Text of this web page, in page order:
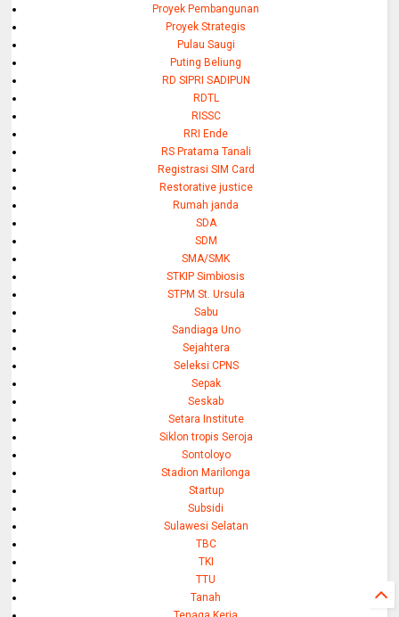
Proyek Pembangunan
Proyek Strategis
Pulau Saugi
Puting Beliung
RD SIPRI SADIPUN
RDTL
RISSC
RRI Ende
RS Pratama Tanali
Registrasi SIM Card
Restorative justice
Rumah janda
SDA
SDM
SMA/SMK
STKIP Simbiosis
STPM St. Ursula
Sabu
Sandiaga Uno
Sejahtera
Seleksi CPNS
Sepak
Seskab
Setara Institute
Siklon tropis Seroja
Sontoloyo
Stadion Marilonga
Startup
Subsidi
Sulawesi Selatan
TBC
TKI
TTU
Tanah